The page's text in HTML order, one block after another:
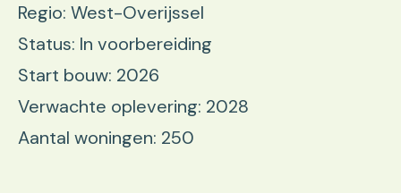
Regio: West-Overijssel
Status: In voorbereiding
Start bouw: 2026
Verwachte oplevering: 2028
Aantal woningen: 250